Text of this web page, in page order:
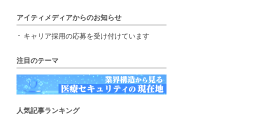
アイティメディアからのお知らせ
キャリア採用の応募を受け付けています
注目のテーマ
人気記事ランキング